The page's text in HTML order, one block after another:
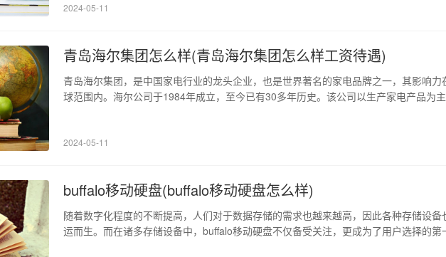
定、便捷，也将带来更多的业务…
2024-05-11
青岛海尔集团怎么样(青岛海尔集团怎么样工资待遇)
青岛海尔集团，是中国家电行业的龙头企业，也是世界著名的家电品牌之一，其影响力
球范围内。海尔公司于1984年成立，至今已有30多年历史。该公司以生产家电产品为
好口碑。 1、走向世界的步伐 作为…
2024-05-11
buffalo移动硬盘(buffalo移动硬盘怎么样)
随着数字化程度的不断提高，人们对于数据存储的需求也越来越高，因此各种存储设备
运而生。而在诸多存储设备中，buffalo移动硬盘不仅备受关注，更成为了用户选择的第